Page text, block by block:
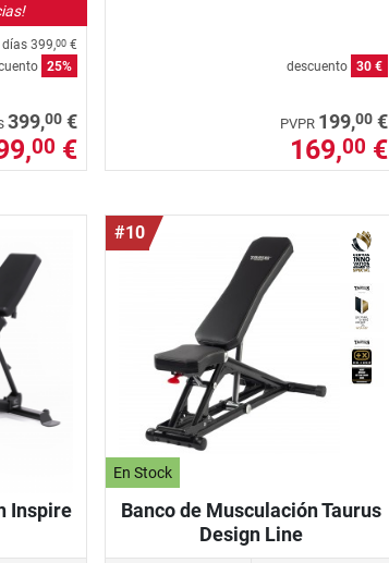
días 399,00 €
25%
399,00 €
00 €
descuento 30 €
PVPR 199,00 €
169,00 €
Inspire
#10
En Stock
Banco de Musculación Taurus
Design Line